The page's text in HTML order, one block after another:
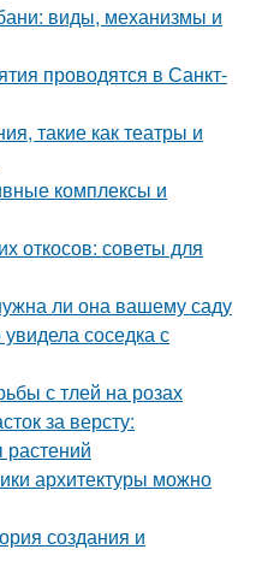
виды, механизмы и
проводятся в Санкт-
такие как театры и
комплексы и
откосов: советы для
ли она вашему саду
соседка с
с тлей на розах
за версту:
архитектуры можно
создания и